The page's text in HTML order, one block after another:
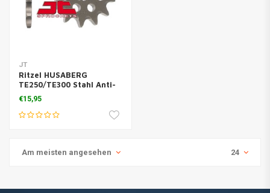
JT
Ritzel HUSABERG
TE250/TE300 Stahl Anti-
Schlamm
€15,95
Am meisten angesehen 24